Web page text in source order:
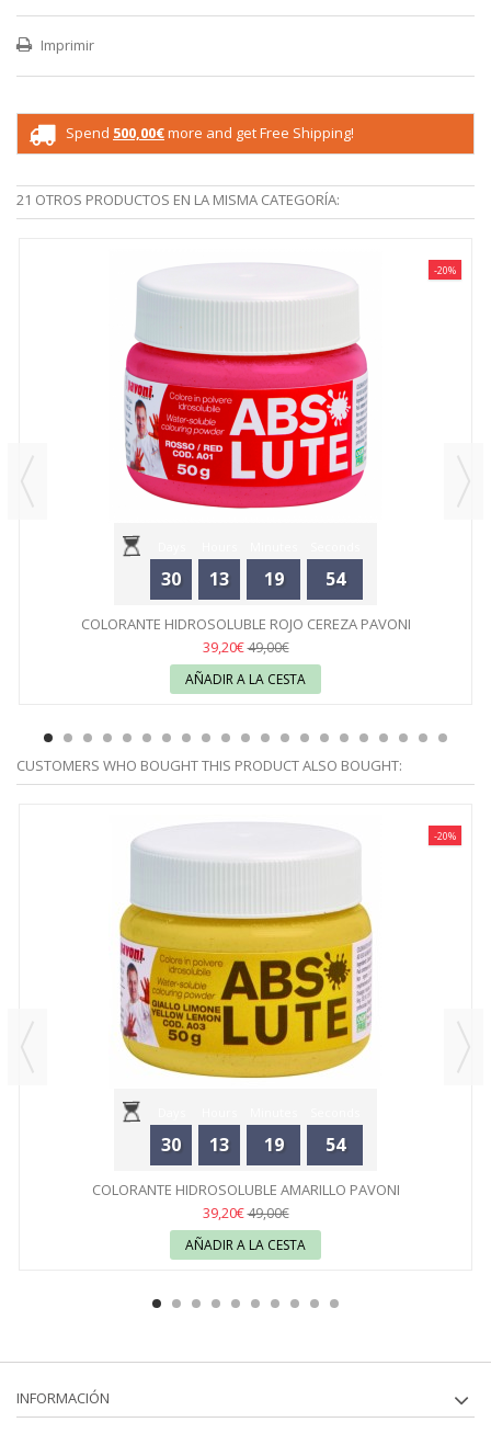
Imprimir
Spend 500,00€more and get Free Shipping!
21 OTROS PRODUCTOS EN LA MISMA CATEGORÍA:
30 13 19 54
-20%
COLORANTE HIDROSOLUBLE ROJO CEREZA PAVONI
39,20€49,00€
AÑADIR A LA CESTA
CUSTOMERS WHO BOUGHT THIS PRODUCT ALSO BOUGHT:
30 13 19 54
-20%
COLORANTE HIDROSOLUBLE AMARILLO PAVONI
39,20€49,00€
AÑADIR A LA CESTA
INFORMACIÓN